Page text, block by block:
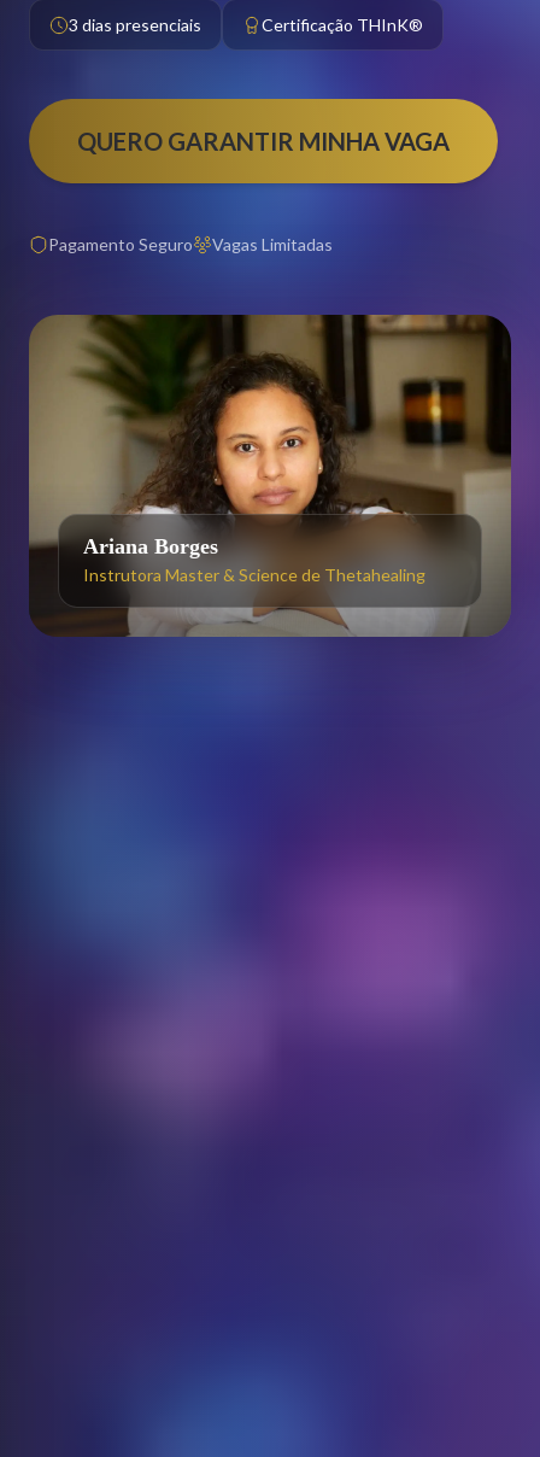
3 dias presenciais Certificação THInK®
QUERO GARANTIR MINHA VAGA
Pagamento Seguro Vagas Limitadas
Ariana Borges
Instrutora Master & Science de Thetahealing